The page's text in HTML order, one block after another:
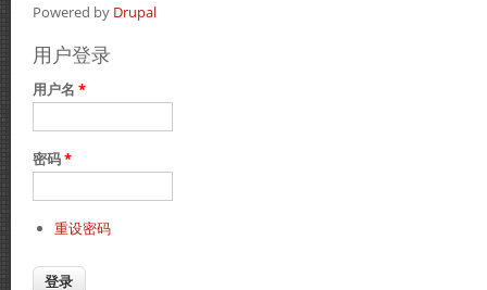
Powered by Drupal
用户登录
用户名 *
密码*
重设密码